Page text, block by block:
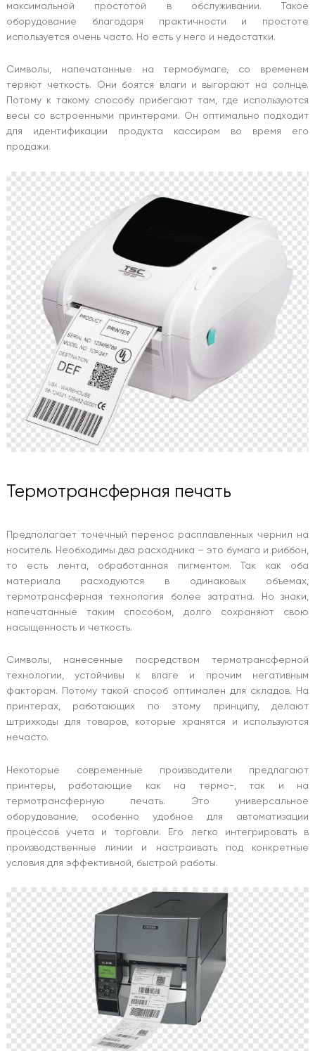
максимальной простотой в обслуживании. Такое
оборудование благодаря практичности и простоте
используется очень часто. Но есть у него и недостатки.
Символы, напечатанные на термобумаге, со временем
теряют четкость. Они боятся влаги и выгорают на солнце.
Потому к такому способу прибегают там, где используются
весы со встроенными принтерами. Он оптимально подходит
для идентификации продукта кассиром во время его
продажи.
Термотрансферная печать
Предполагает точечный перенос расплавленных чернил на
носитель. Необходимы два расходника – это бумага и риббон,
то есть лента, обработанная пигментом. Так как оба
материала расходуются в одинаковых объемах,
термотрансферная технология более затратна. Но знаки,
напечатанные таким способом, долго сохраняют свою
насыщенность и четкость.
Символы, нанесенные посредством термотрансферной
технологии, устойчивы к влаге и прочим негативным
факторам. Потому такой способ оптимален для складов. На
принтерах, работающих по этому принципу, делают
штрихкоды для товаров, которые хранятся и используются
нечасто.
Некоторые современные производители предлагают
принтеры, работающие как на термо-, так и на
термотрансферную печать. Это универсальное
оборудование, особенно удобное для автоматизации
процессов учета и торговли. Его легко интегрировать в
производственные линии и настраивать под конкретные
условия для эффективной, быстрой работы.